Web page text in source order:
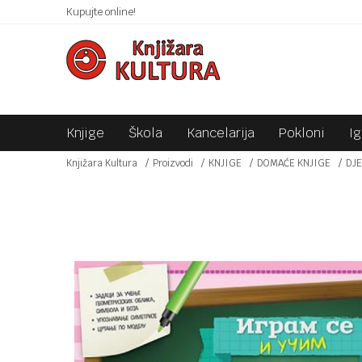
Kupujte online!SIGURNO PLAĆANJE PLATNIM KARTICAMA!
Knjige Škola Kancelarija Pokloni
Knjižara Kultura Proizvodi KNJIGE DOMAĆE KNJIGE